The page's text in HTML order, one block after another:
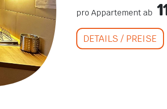
pro Appartement ab
DETAILS / PREISE